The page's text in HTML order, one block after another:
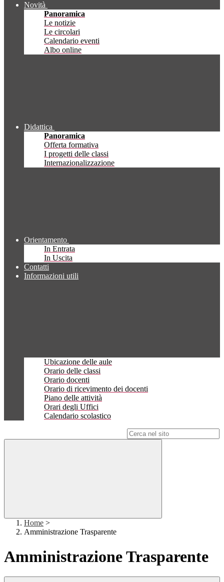
Novità
Panoramica
Le notizie
Le circolari
Calendario eventi
Albo online
Didattica
Panoramica
Offerta formativa
I progetti delle classi
Internazionalizzazione
Orientamento
In Entrata
In Uscita
Contatti
Informazioni utili
Ubicazione delle aule
Orario delle classi
Orario docenti
Orario di ricevimento dei docenti
Piano delle attività
Orari degli Uffici
Calendario scolastico
Home >
Amministrazione Trasparente
Amministrazione Trasparente